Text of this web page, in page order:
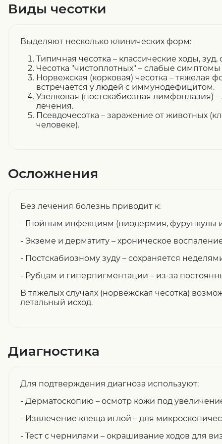
Виды чесотки
Выделяют несколько клинических форм:
Типичная чесотка – классические ходы, зуд,
Чесотка "чистоплотных" – слабые симптомы
Норвежская (корковая) чесотка – тяжелая
встречается у людей с иммунодефицитом.
Узелковая (постскабиозная лимфоплазия)
лечения.
Псевдочесотка – заражение от животных
человеке).
Осложнения
Без лечения болезнь приводит к:
- Гнойным инфекциям (пиодермия, фурункулы
- Экземе и дерматиту – хроническое
- Постскабиозному зуду – сохраняется
- Рубцам и гиперпигментации – из-за
В тяжелых случаях (норвежская чесотка)
летальный исход.
Диагностика
Для подтверждения диагноза используют:
- Дерматоскопию – осмотр кожи под
- Извлечение клеща иглой – для
- Тест с чернилами – окрашивание ходов для